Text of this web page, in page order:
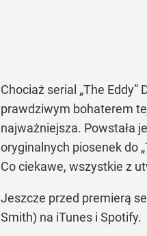
Chociaż serial „The Eddy”
prawdziwym bohaterem
najważniejsza. Powstała
oryginalnych piosenek do
Co ciekawe, wszystkie z
Jeszcze przed premierą
Smith) na iTunes i Spotify.